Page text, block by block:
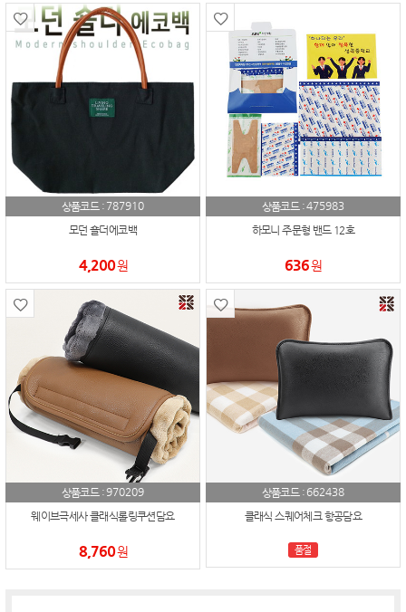
상품코드 : 787910
모던 숄더에코백
4,200원
상품코드 :475983
하모니 주문형 밴드 12호
636원
상품코드 :970209
웨이브극세사 클래식롤링쿠션담요
8,760원
상품코드 : 662438
클래식 스퀘어체크 항공담요
품절